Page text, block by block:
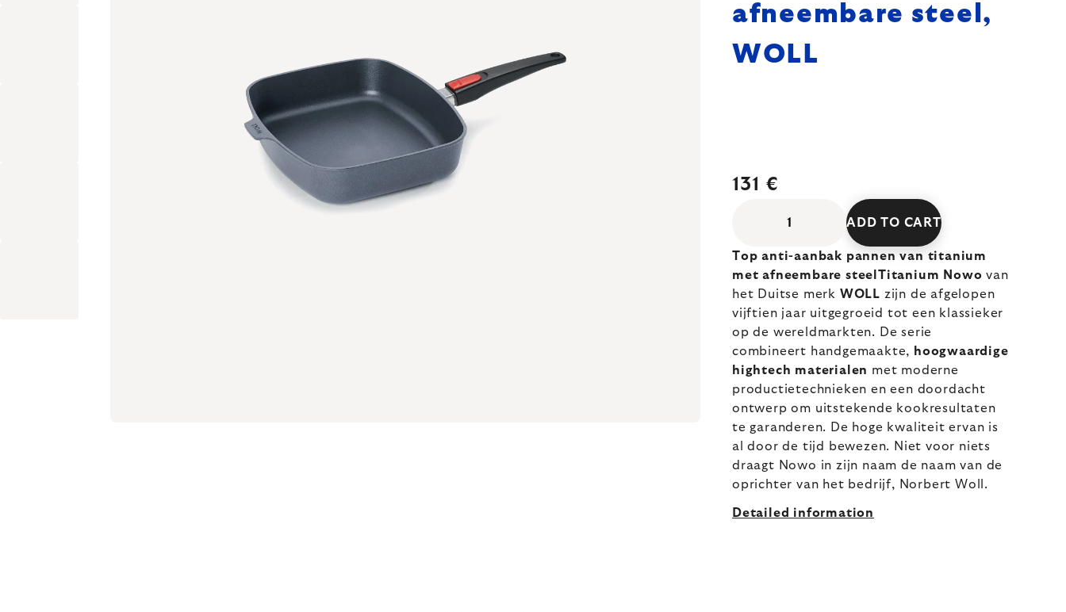
afneembare steel,
WOLL
131 €
ADD TO CART
Top anti-aanbak pannen van titanium
met afneembare steelTitanium Nowovan
het Duitse merk WOLL zijn de afgelopen
vijftien jaar uitgegroeid tot een klassieker
op de wereldmarkten. De serie
combineert handgemaakte, hoogwaardige
hightech materialen met moderne
productietechnieken en een doordacht
ontwerp om uitstekende kookresultaten
te garanderen. De hoge kwaliteit ervan is
al door de tijd bewezen. Niet voor niets
draagt Nowo in zijn naam de naam van de
oprichter van het bedrijf, Norbert Woll.
Detailed information